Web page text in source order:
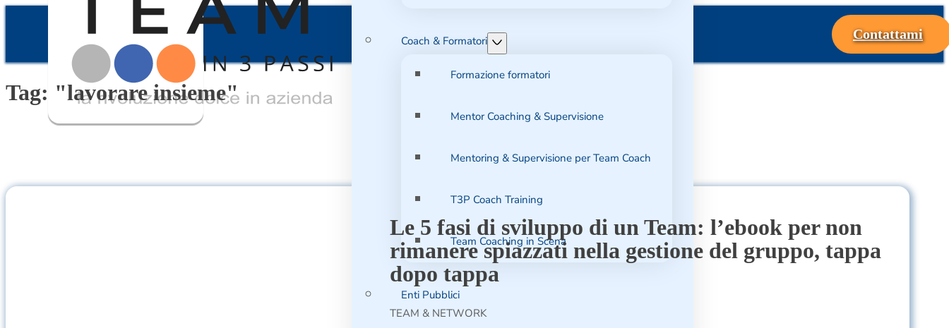
Coach & Formatori
Formazione formatori
Mentor Coaching & Supervisione
Mentoring & Supervisione per Team Coach
T3P Coach Training
Team Coaching in Scena
Enti Pubblici
Contattami
Tag: "lavorare insieme"
Le 5 fasi di sviluppo di un Team: l’ebook per non
rimanere spiazzati nella gestione del gruppo, tappa
dopo tappa
TEAM & NETWORK